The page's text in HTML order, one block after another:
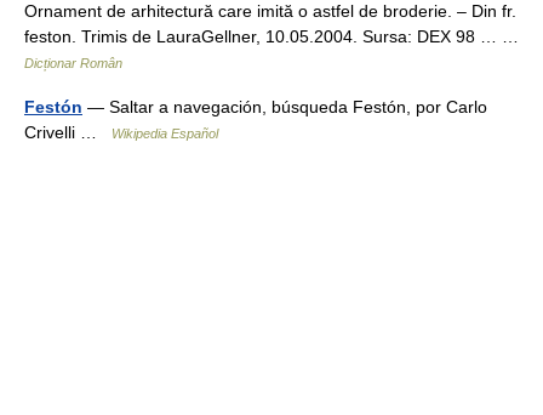
Ornament de arhitectură care imită o astfel de broderie. – Din fr.
feston. Trimis de LauraGellner, 10.05.2004. Sursa: DEX 98 … …
Dicționar Român
Festón — Saltar a navegación, búsqueda Festón, por Carlo
Crivelli …
Wikipedia Español